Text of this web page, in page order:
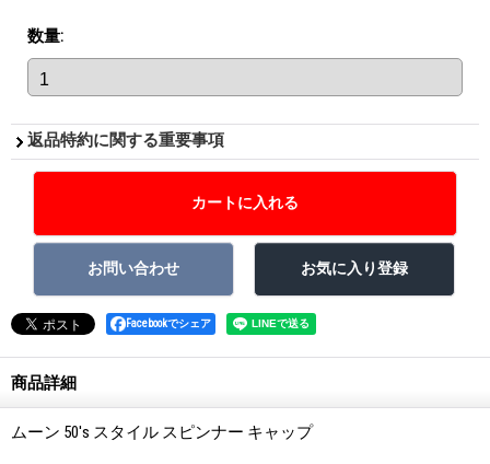
数量:
返品特約に関する重要事項
Facebookでシェア
商品詳細
ムーン 50's スタイル スピンナー キャップ